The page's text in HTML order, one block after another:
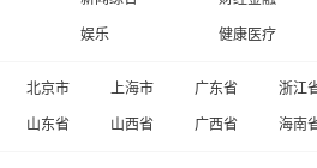
娱乐 健康医疗
北京市 上海市 广东省 浙江
山东省 山西省 广西省 海南